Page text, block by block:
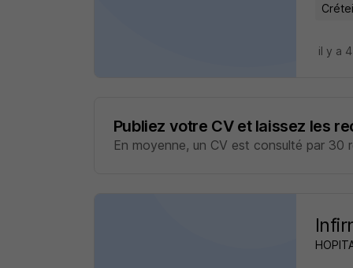
il y a
Publiez votre CV et laissez les
En moyenne, un CV est consulté par 30